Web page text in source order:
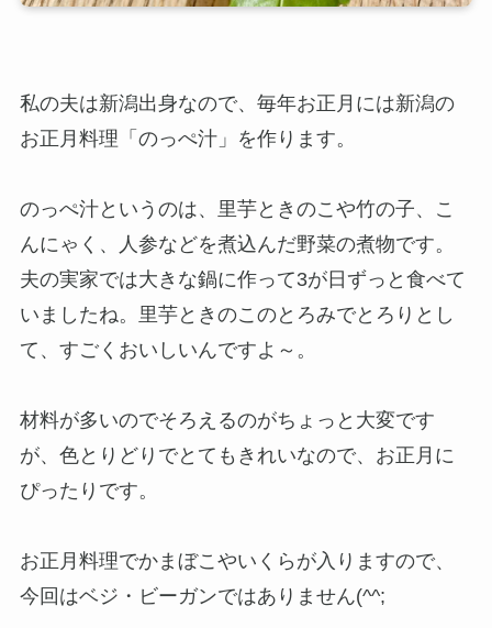
私の夫は新潟出身なので、毎年お正月には新潟の
お正月料理「のっぺ汁」を作ります。
のっぺ汁というのは、里芋ときのこや竹の子、こ
んにゃく、人参などを煮込んだ野菜の煮物です。
夫の実家では大きな鍋に作って3が日ずっと食べて
いましたね。里芋ときのこのとろみでとろりとし
て、すごくおいしいんですよ～。
材料が多いのでそろえるのがちょっと大変です
が、色とりどりでとてもきれいなので、お正月に
ぴったりです。
お正月料理でかまぼこやいくらが入りますので、
今回はベジ・ビーガンではありません(^^;